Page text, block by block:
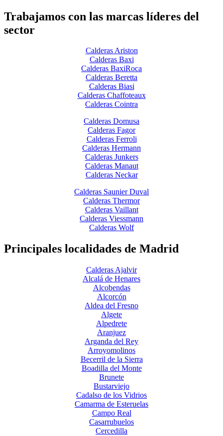
Trabajamos con las marcas líderes del
sector
Calderas Ariston
Calderas Baxi
Calderas BaxiRoca
Calderas Beretta
Calderas Biasi
Calderas Chaffoteaux
Calderas Cointra
Calderas Domusa
Calderas Fagor
Calderas Ferroli
Calderas Hermann
Calderas Junkers
Calderas Manaut
Calderas Neckar
Calderas Saunier Duval
Calderas Thermor
Calderas Vaillant
Calderas Viessmann
Calderas Wolf
Principales localidades de Madrid
Calderas Ajalvir
Alcalá de Henares
Alcobendas
Alcorcón
Aldea del Fresno
Algete
Alpedrete
Aranjuez
Arganda del Rey
Arroyomolinos
Becerril de la Sierra
Boadilla del Monte
Brunete
Bustarviejo
Cadalso de los Vidrios
Camarma de Esteruelas
Campo Real
Casarrubuelos
Cercedilla